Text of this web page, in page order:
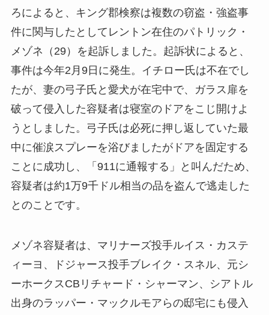
ろによると、キング郡検察は複数の窃盗・強盗事
件に関与したとしてレントン在住のパトリック・
メゾネ（29）を起訴しました。起訴状によると、
事件は今年2月9日に発生。イチロー氏は不在でし
たが、妻の弓子氏と愛犬が在宅中で、ガラス扉を
破って侵入した容疑者は寝室のドアをこじ開けよ
うとしました。弓子氏は必死に押し返していた最
中に催涙スプレーを浴びましたがドアを固定する
ことに成功し、「911に通報する」と叫んだため、
容疑者は約1万9千ドル相当の品を盗んで逃走した
とのことです。
メゾネ容疑者は、マリナーズ投手ルイス・カステ
ィーヨ、ドジャース投手ブレイク・スネル、元シ
ーホークスCBリチャード・シャーマン、シアトル
出身のラッパー・マックルモアらの邸宅にも侵入